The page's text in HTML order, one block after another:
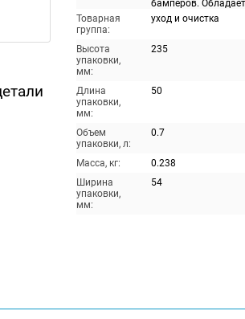
бамперов.
Товарная
группа:
уход и очистка
Высота
упаковки,
мм:
235
Длина
упаковки,
мм:
50
Объем
упаковки, л:
0.7
Масса, кг:
0.238
Ширина
упаковки,
мм:
54